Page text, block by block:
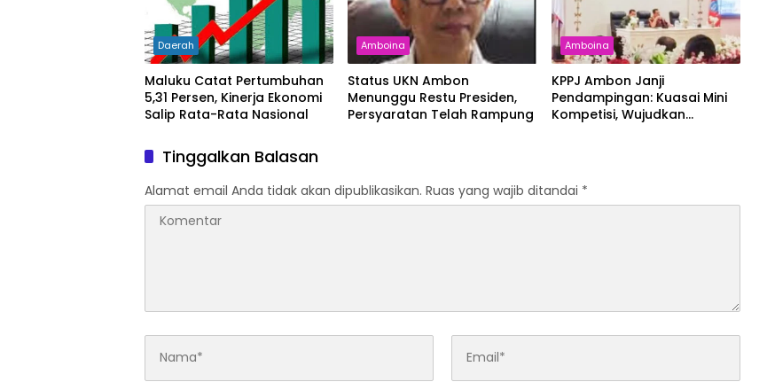
Daerah
Maluku Catat Pertumbuhan
5,31 Persen, Kinerja Ekonomi
Salip Rata-Rata Nasional
Amboina
Status UKN Ambon
Menunggu Restu Presiden,
Persyaratan Telah Rampung
Amboina
KPPJ Ambon Janji
Pendampingan: Kuasai Mini
Kompetisi, Wujudkan
Tinggalkan Balasan
Alamat email Anda tidak akan dipublikasikan. Ruas yang wajib ditandai *